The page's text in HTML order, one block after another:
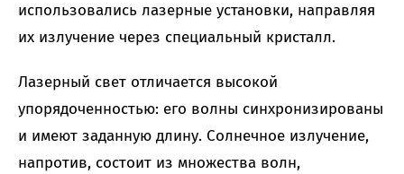
использовались лазерные установки, направляя
их излучение через специальный кристалл.
Лазерный свет отличается высокой
упорядоченностью: его волны синхронизированы
и имеют заданную длину. Солнечное излучение,
напротив, состоит из множества волн,